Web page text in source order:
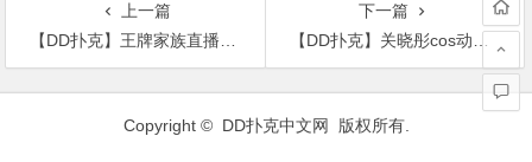
上一篇
【DD扑克】王牌家族直播间趣味无穷，腿成了话题华晨宇称晓彤为巨人
下一篇
【DD扑克】关晓彤cos动漫人物诺天依，一双动漫腿抢镜网友：连PS都省了
文
Copyright © DD扑克中文网 版权所有.